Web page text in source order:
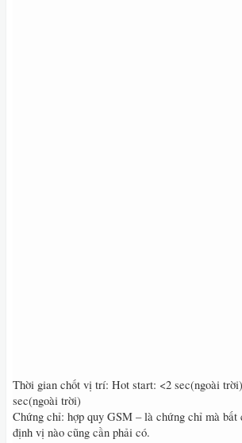
Thời gian chốt vị trí: Hot start: <2 sec(ngoài
sec(ngoài trời)
Chứng chỉ: hợp quy GSM – là chứng chỉ mà bất
định vị nào cũng cần phải có.